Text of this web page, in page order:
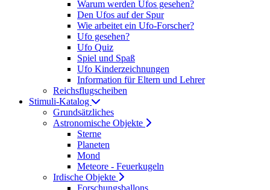
Warum werden Ufos gesehen?
Den Ufos auf der Spur
Wie arbeitet ein Ufo-Forscher?
Ufo gesehen?
Ufo Quiz
Spiel und Spaß
Ufo Kinderzeichnungen
Information für Eltern und Lehrer
Reichsflugscheiben
Stimuli-Katalog
Grundsätzliches
Astronomische Objekte
Sterne
Planeten
Mond
Meteore - Feuerkugeln
Irdische Objekte
Forschungsballons